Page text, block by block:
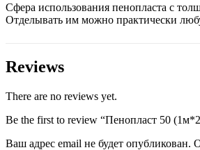
Сфера использования пенопласта с
Отделывать им можно практически
Reviews
There are no reviews yet.
Be the first to review “Пенопласт 50
Ваш адрес email не будет опубликован.